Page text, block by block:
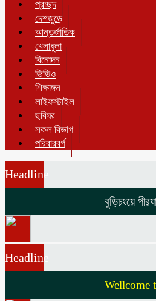
প্রচ্ছদ
দেশজুড়ে
আন্তর্জাতিক
খেলাধুলা
বিনোদন
ভিডিও
শিক্ষাঙ্গন
লাইফস্টাইল
ছবিঘর
সকল বিভাগ
পরিবারবর্গ
Headline
বুড়িচংয়ে
Headline
Wellcome